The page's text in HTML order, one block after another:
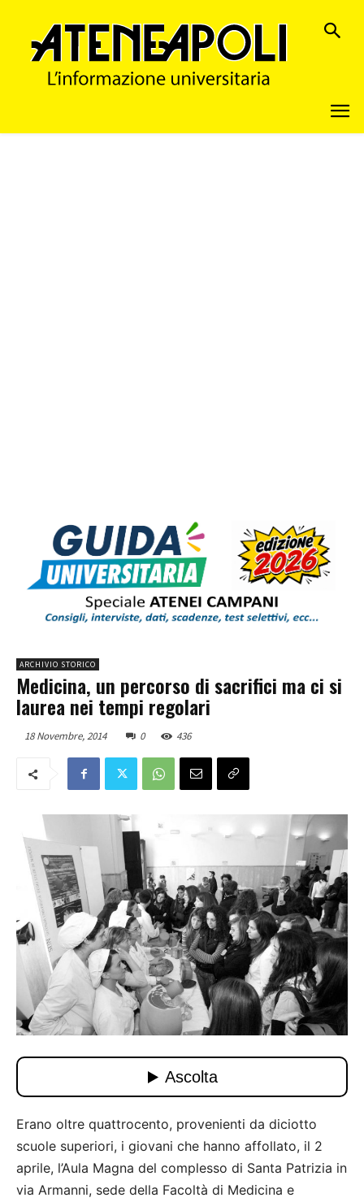
ARCHIVIO STORICO
Medicina, un percorso di sacrifici ma ci si
laurea nei tempi regolari
18 Novembre, 2014 0 436
Erano oltre quattrocento, provenienti da diciotto
scuole superiori, i giovani che hanno affollato, il 2
aprile, l’Aula Magna del complesso di Santa Patrizia in
via Armanni, sede della Facoltà di Medicina e